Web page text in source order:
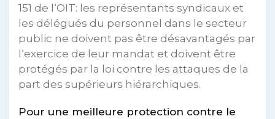
151 de l‘OIT: les représentants syndicaux et
les délégués du personnel dans le secteur
public ne doivent pas être désavantagés par
l‘exercice de leur mandat et doivent être
protégés par la loi contre les attaques de la
part des supérieurs hiérarchiques.
Pour une meilleure protection contre le